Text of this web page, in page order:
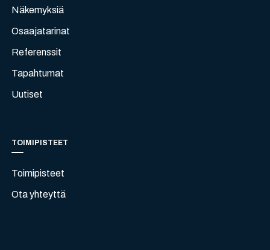
Näkemyksiä
Osaajatarinat
Referenssit
Tapahtumat
Uutiset
TOIMIPISTEET
Toimipisteet
Ota yhteyttä